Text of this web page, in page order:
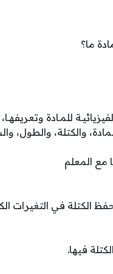
ما؟
للمـادة
والكتلة، والطول،
مع المعلم
في التغيرات
فيها.